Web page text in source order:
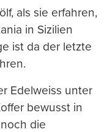
als sie erfahren,
in Sizilien
ist da der letzte
Edelweiss unter
bewusst in
die